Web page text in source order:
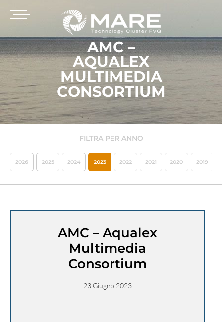
AMC –
AQUALEX
MULTIMEDIA
CONSORTIUM
FILTRA PER ANNO
2026 2025 2024 2023 2022 2021 2020 2019
AMC – Aqualex
Multimedia
Consortium
23 Giugno 2023